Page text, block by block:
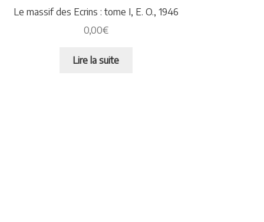
Le massif des Ecrins : tome I, E. O., 1946
0,00€
Lire la suite